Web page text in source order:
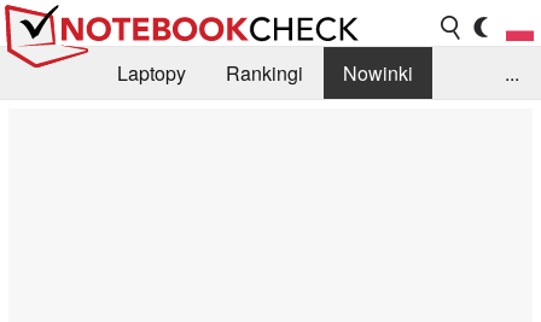
Laptopy Rankingi
Nowinki
...